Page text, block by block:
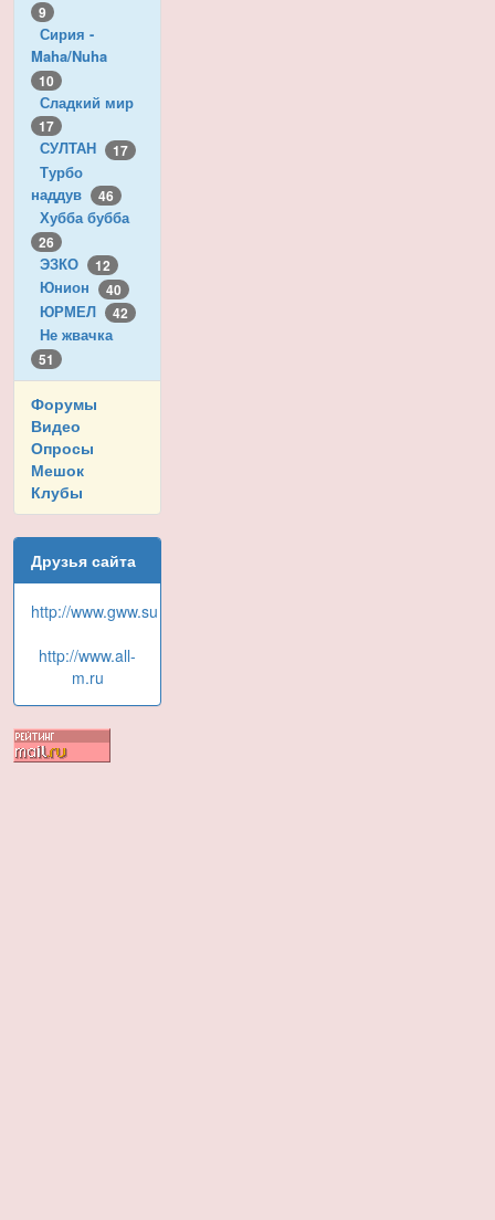
9
Сирия -
Maha/Nuha
10
Сладкий мир
17
СУЛТАН 17
Турбо
наддув
46
Хубба бубба
26
ЭЗКО 12
Юнион 40
ЮРМЕЛ 42
Не жвачка
51
Форумы
Видео
Опросы
Мешок
Клубы
Друзья сайта
http://www.gww.su
http://www.all-
m.ru